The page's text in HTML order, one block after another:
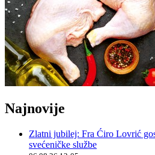
Najnovije
Zlatni jubilej: Fra Ćiro Lovrić
svećeničke službe